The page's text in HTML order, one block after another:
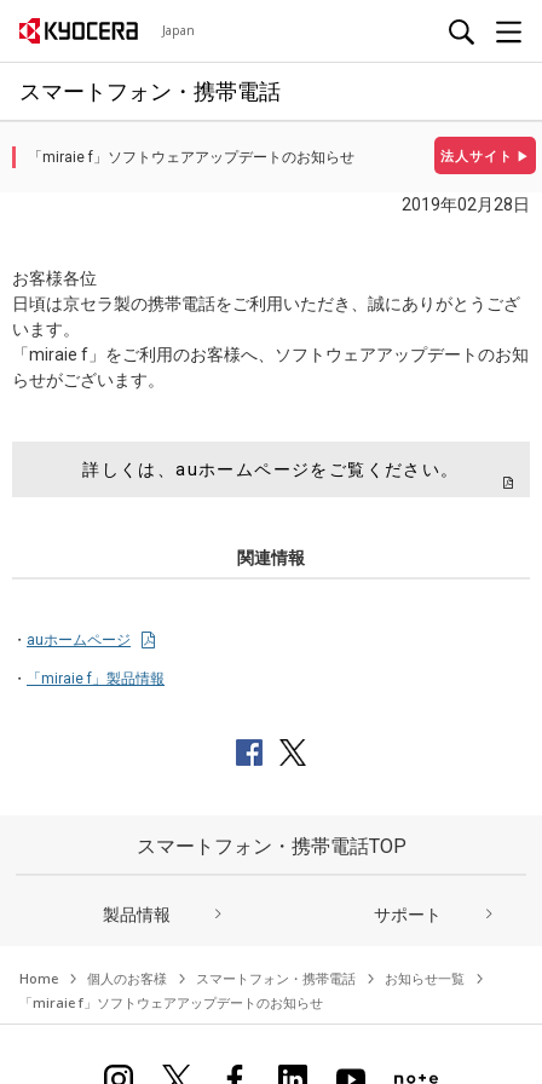
Japan
スマートフォン・携帯電話
法人サイト ▶
「miraie f」ソフトウェアアップデートのお知らせ
2019年02月28日
お客様各位
日頃は京セラ製の携帯電話をご利用いただき、誠にありがとうござ
います。
「miraie f」をご利用のお客様へ、ソフトウェアアップデートのお知
らせがございます。
詳しくは、auホームページをご覧ください。
関連情報
auホームページ
「miraie f」製品情報
スマートフォン・携帯電話TOP
製品情報 サポート
Home 個人のお客様 スマートフォン・携帯電話
お知らせ一覧
「miraie f」ソフトウェアアップデートのお知らせ